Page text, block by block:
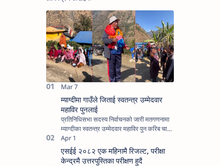
म्याग्दीमा गाउँले जिताई स्वतन्त्र उम्मेदवार
महाविर पुनलाई
प्रतिनिधिसभा सदस्य निर्वाचनको जारी मतगणनामा
म्याग्दीका स्वतन्त्र उम्मेदवार महाविर पुन करिब चार
हजार मत गणना बाँकी हुँदा १२ हजार ६०० भन्दा बढी
मतान्…
एसईई २०८२ एक महिनामै रिजल्ट, परीक्षा
केन्द्रमै उत्तरपुस्तिका परीक्षण हुदै